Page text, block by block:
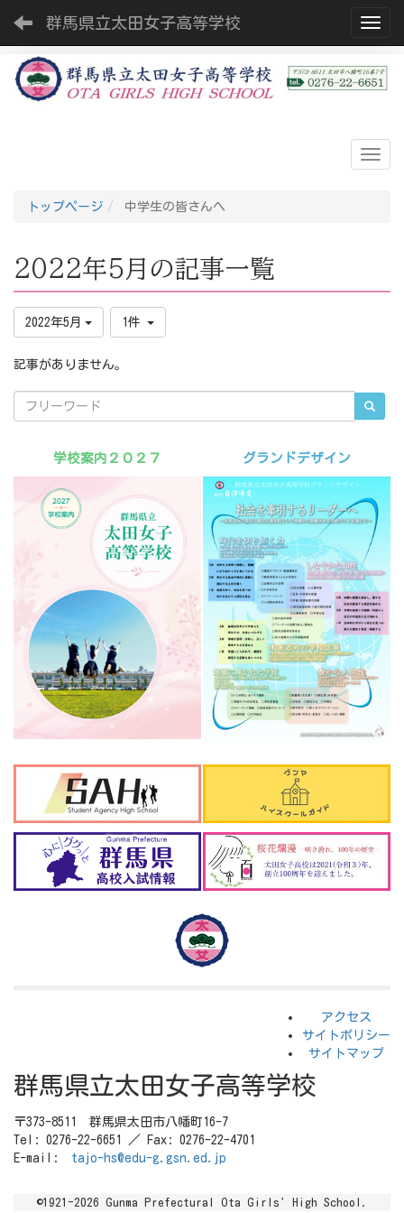
群馬県立太田女子高等学校
トップページ 中学生の皆さんへ
2022年5月の記事一覧
2022年5月 1件
記事がありません。
学校案内２０２７ グランドデザイン
アクセス
サイトポリシー
サイトマップ
群馬県立太田女子高等学校
〒373-8511 群馬県太田市八幡町16-7
Tel: 0276-22-6651 ／ Fax: 0276-22-4701
E-mail: tajo-hs@edu-g.gsn.ed.jp
©1921-2026 Gunma Prefectural Ota Girls' High School.